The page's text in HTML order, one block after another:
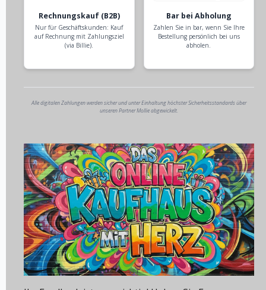
Rechnungskauf (B2B)
Nur für Geschäftskunden: Kauf
auf Rechnung mit Zahlungsziel
(via Billie).
Bar bei Abholung
Zahlen Sie in bar, wenn Sie Ihre
Bestellung persönlich bei uns
abholen.
Alle digitalen Zahlungen werden sicher und unter Einhaltung höchster Sicherheitsstandards über
unseren Partner Mollie abgewickelt.